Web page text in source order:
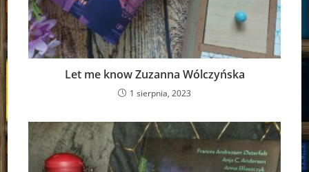
Let me know Zuzanna Wólczyńska
1 sierpnia, 2023